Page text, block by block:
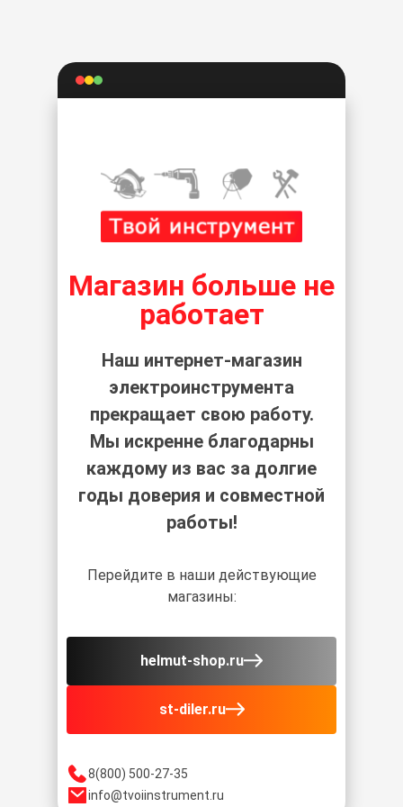
8(800) 500-27-35
info@tvoiinstrument.ru
Магазин больше не
работает
Наш интернет-магазин
электроинструмента
прекращает свою работу.
Мы искренне благодарны
каждому из вас за долгие
годы доверия и совместной
работы!
Перейдите в наши действующие
магазины:
helmut-shop.ru
st-diler.ru